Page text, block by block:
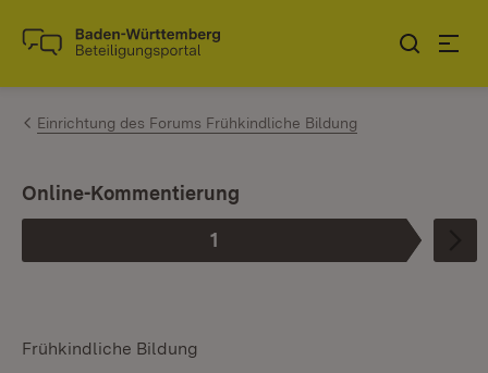
Zum Inhalt springen
Link zur Startseite
Einrichtung des Forums Frühkindliche Bildung
Phase
1
:
Online-Kommentierung
Frühkindliche Bildung